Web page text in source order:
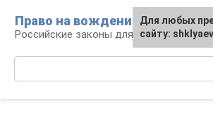
контенту
Право на вождение
Российские законы для
Для любых
сайту: